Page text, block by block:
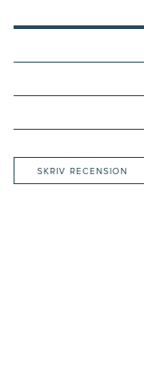
SKRIV RECENSION